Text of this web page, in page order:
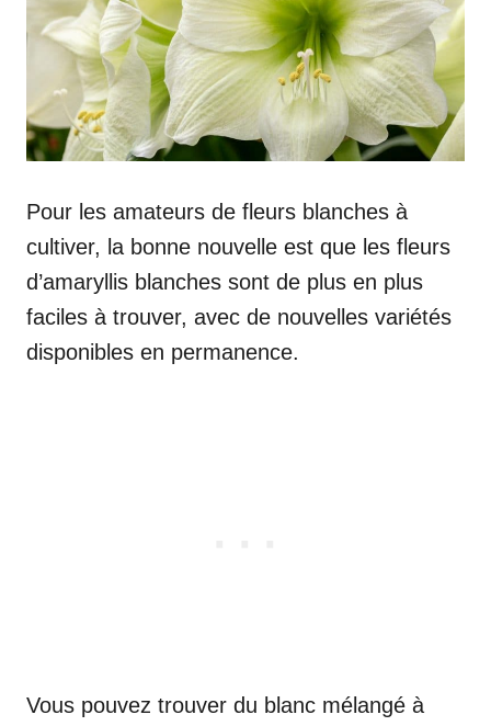
Pour les amateurs de fleurs blanches à
cultiver, la bonne nouvelle est que les fleurs
d’amaryllis blanches sont de plus en plus
faciles à trouver, avec de nouvelles variétés
disponibles en permanence.
Vous pouvez trouver du blanc mélangé à